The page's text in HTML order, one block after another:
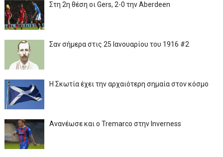
Στη 2η θέση οι Gers, 2-0 την Aberdeen
Σαν σήμερα στις 25 Ιανουαρίου του 1916 #2
Η Σκωτία έχει την αρχαιότερη σημαία στον κόσμο
Ανανέωσε και ο Tremarco στην Inverness